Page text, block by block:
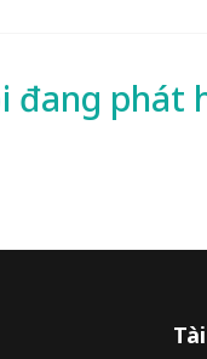
đang phát